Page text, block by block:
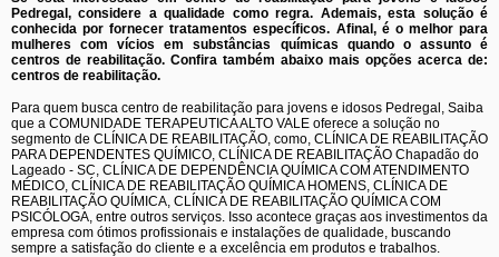
Pedregal, considere a qualidade como regra. Ademais, esta solução é
conhecida por fornecer tratamentos específicos. Afinal, é o melhor para
mulheres com vícios em substâncias químicas quando o assunto é
centros de reabilitação. Confira também abaixo mais opções acerca de:
centros de reabilitação.
Para quem busca centro de reabilitação para jovens e idosos Pedregal, Saiba
que a COMUNIDADE TERAPEUTICA ALTO VALE oferece a solução no
segmento de CLÍNICA DE REABILITAÇÃO, como, CLÍNICA DE REABILITAÇÃO
PARA DEPENDENTES QUÍMICO, CLÍNICA DE REABILITAÇÃO Chapadão do
Lageado - SC, CLÍNICA DE DEPENDÊNCIA QUÍMICA COM ATENDIMENTO
MÉDICO, CLÍNICA DE REABILITAÇÃO QUÍMICA HOMENS, CLÍNICA DE
REABILITAÇÃO QUÍMICA, CLÍNICA DE REABILITAÇÃO QUÍMICA COM
PSICÓLOGA, entre outros serviços. Isso acontece graças aos investimentos da
empresa com ótimos profissionais e instalações de qualidade, buscando
sempre a satisfação do cliente e a excelência em produtos e trabalhos.